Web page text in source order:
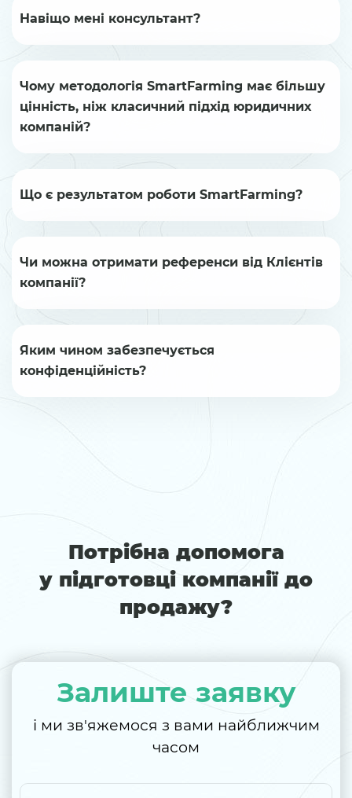
Навіщо мені консультант?
Чому методологія SmartFarming має більшу
цінність, ніж класичний підхід юридичних
компаній?
Що є результатом роботи SmartFarming?
Чи можна отримати референси від Клієнтів
компанії?
Яким чином забезпечується
конфіденційність?
Потрібна допомога
у підготовці компанії до
продажу?
Залиште заявку
і ми зв'яжемося з вами найближчим
часом